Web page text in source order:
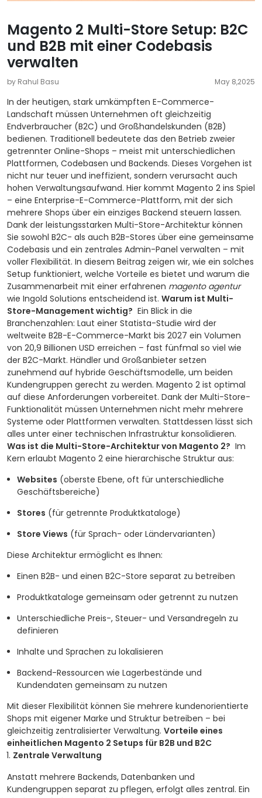
Magento 2 Multi-Store Setup: B2C
und B2B mit einer Codebasis
verwalten
by Rahul Basu May 8,2025
In der heutigen, stark umkämpften E-Commerce-
Landschaft müssen Unternehmen oft gleichzeitig
Endverbraucher (B2C) und Großhandelskunden (B2B)
bedienen. Traditionell bedeutete das den Betrieb zweier
getrennter Online-Shops – meist mit unterschiedlichen
Plattformen, Codebasen und Backends. Dieses Vorgehen ist
nicht nur teuer und ineffizient, sondern verursacht auch
hohen Verwaltungsaufwand. Hier kommt Magento 2 ins Spiel
– eine Enterprise-E-Commerce-Plattform, mit der sich
mehrere Shops über ein einziges Backend steuern lassen.
Dank der leistungsstarken Multi-Store-Architektur können
Sie sowohl B2C- als auch B2B-Stores über eine gemeinsame
Codebasis und ein zentrales Admin-Panel verwalten – mit
voller Flexibilität. In diesem Beitrag zeigen wir, wie ein solches
Setup funktioniert, welche Vorteile es bietet und warum die
Zusammenarbeit mit einer erfahrenen magento agentur
wie Ingold Solutions entscheidend ist. Warum ist Multi-
Store-Management wichtig? Ein Blick in die
Branchenzahlen: Laut einer Statista-Studie wird der
weltweite B2B-E-Commerce-Markt bis 2027 ein Volumen
von 20,9 Billionen USD erreichen – fast fünfmal so viel wie
der B2C-Markt. Händler und Großanbieter setzen
zunehmend auf hybride Geschäftsmodelle, um beiden
Kundengruppen gerecht zu werden. Magento 2 ist optimal
auf diese Anforderungen vorbereitet. Dank der Multi-Store-
Funktionalität müssen Unternehmen nicht mehr mehrere
Systeme oder Plattformen verwalten. Stattdessen lässt sich
alles unter einer technischen Infrastruktur konsolidieren.
Was ist die Multi-Store-Architektur von Magento 2? Im
Kern erlaubt Magento 2 eine hierarchische Struktur aus:
Websites (oberste Ebene, oft für unterschiedliche
Geschäftsbereiche)
Stores (für getrennte Produktkataloge)
Store Views (für Sprach- oder Ländervarianten)
Diese Architektur ermöglicht es Ihnen:
Einen B2B- und einen B2C-Store separat zu betreiben
Produktkataloge gemeinsam oder getrennt zu nutzen
Unterschiedliche Preis-, Steuer- und Versandregeln zu
definieren
Inhalte und Sprachen zu lokalisieren
Backend-Ressourcen wie Lagerbestände und
Kundendaten gemeinsam zu nutzen
Mit dieser Flexibilität können Sie mehrere kundenorientierte
Shops mit eigener Marke und Struktur betreiben – bei
gleichzeitig zentralisierter Verwaltung. Vorteile eines
einheitlichen Magento 2 Setups für B2B und B2C
Zentrale Verwaltung
Anstatt mehrere Backends, Datenbanken und
Kundengruppen separat zu pflegen, erfolgt alles zentral. Ein